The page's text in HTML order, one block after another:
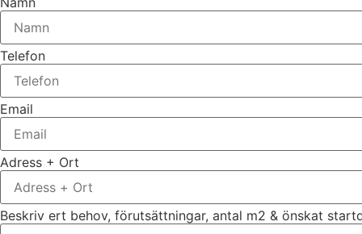
Telefon
Email
Adress + Ort
Beskriv ert behov, förutsättningar, antal m2 & önskat